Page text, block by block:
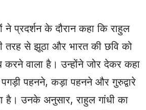
प्रदर्शन के दौरान कहा कि राहुल
तरह से झूठा और भारत की छवि को
करने वाला है। उन्होंने जोर देकर कहा
पहनने, कड़ा पहनने और गुरुद्वारे
है। उनके अनुसार, राहुल गांधी का